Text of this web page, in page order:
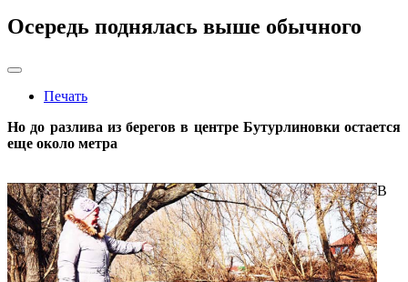
Осередь поднялась выше обычного
Печать
Но до разлива из берегов в центре Бутурлиновки остается
еще около метра
В